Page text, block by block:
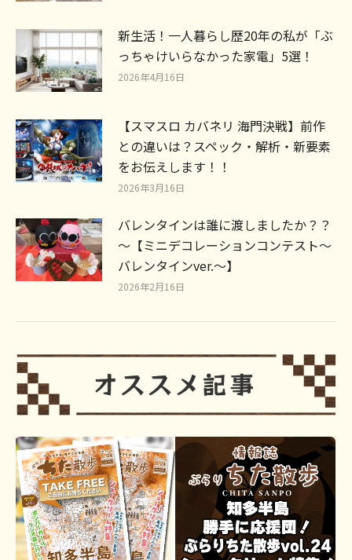
新生活！一人暮らし歴20年の私が「ぶ
っちゃけいらなかった家電」5選！
2026年4月16日
【スマスロ カバネリ 海門決戦】前作
との違いは？スペック・解析・新要素
をお伝えします！！
2026年3月16日
バレンタインは誰に渡しましたか？？
～【ミニデコレーションコンテスト～
バレンタインver.～】
2026年2月16日